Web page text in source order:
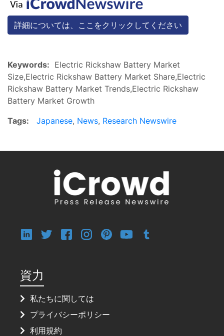
詳細については、ここをクリックしてください
Keywords: Electric Rickshaw Battery Market
Size,Electric Rickshaw Battery Market Share,Electric
Rickshaw Battery Market Trends,Electric Rickshaw
Battery Market Growth
Tags:
Japanese, News, Research Newswire
資力
私たちに関しては
プライバシーポリシー
利用規約